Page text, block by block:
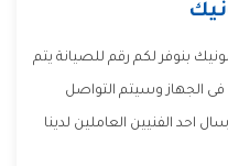
بنوفر لكم رقم للصيانة يتم
الجهاز وسيتم التواصل
احد الفنيين العاملين لدينا